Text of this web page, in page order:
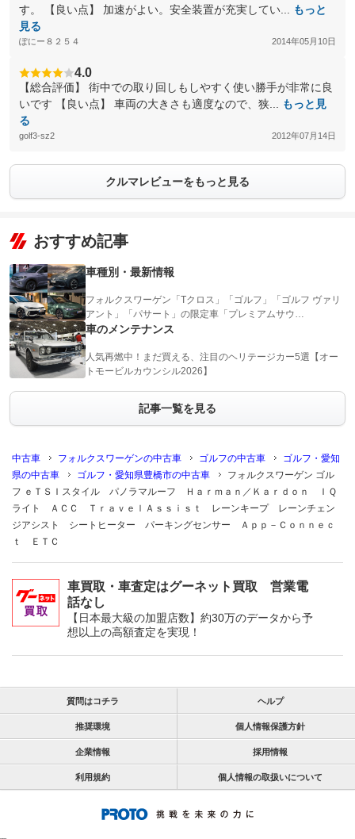
す。 【良い点】 加速がよい。安全装置が充実してい...
もっと
見る
ぽにー８２５４ 2014年05月10日
4.0
【総合評価】 街中での取り回しもしやすく使い勝手が非常に良
いです 【良い点】 車両の大きさも適度なので、狭...
もっと見
る
golf3-sz2 2012年07月14日
クルマレビューをもっと見る
おすすめ記事
車種別・最新情報
フォルクスワーゲン「Tクロス」「ゴルフ」「ゴルフ ヴァリ
アント」「パサート」の限定車「プレミアムサウ…
車のメンテナンス
人気再燃中！まだ買える、注目のヘリテージカー5選【オー
トモービルカウンシル2026】
記事一覧を見る
中古車 フォルクスワーゲンの中古車 ゴルフの中古車
ゴルフ・愛知
県の中古車
ゴルフ・愛知県豊橋市の中古車
フォルクスワーゲン ゴル
フ ｅＴＳＩスタイル パノラマルーフ Ｈａｒｍａｎ／Ｋａｒｄｏｎ ＩＱ
ライト ＡＣＣ ＴｒａｖｅｌＡｓｓｉｓｔ レーンキープ レーンチェン
ジアシスト シートヒーター パーキングセンサー Ａｐｐ－Ｃｏｎｎｅｃ
ｔ ＥＴＣ
車買取・車査定はグーネット買取 営業電
話なし
【日本最大級の加盟店数】約30万のデータから予
想以上の高額査定を実現！
質問はコチラ ヘルプ
推奨環境 個人情報保護方針
企業情報 採用情報
利用規約 個人情報の取扱いについて